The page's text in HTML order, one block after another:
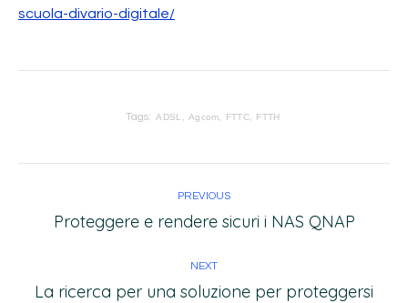
scuola-divario-digitale/
Tags: ADSL Agcom FTTC FTTH
PREVIOUS
Proteggere e rendere sicuri i NAS QNAP
NEXT
La ricerca per una soluzione per proteggersi